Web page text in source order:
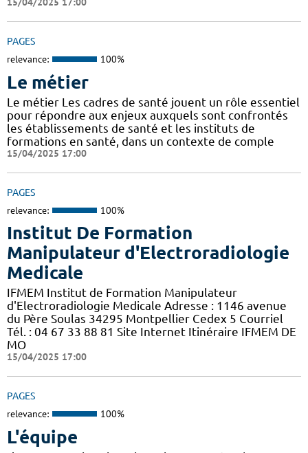
PAGES
relevance: 100%
Le métier
Le métier Les cadres de santé jouent un rôle essentiel
pour répondre aux enjeux auxquels sont confrontés
les établissements de santé et les instituts de
formations en santé, dans un contexte de comple
15/04/2025 17:00
PAGES
relevance: 100%
Institut De Formation
Manipulateur d'Electroradiologie
Medicale
IFMEM Institut de Formation Manipulateur
d'Electroradiologie Medicale Adresse : 1146 avenue
du Père Soulas 34295 Montpellier Cedex 5 Courriel
Tél. : 04 67 33 88 81 Site Internet Itinéraire IFMEM DE
MO
15/04/2025 17:00
PAGES
relevance: 100%
L'équipe